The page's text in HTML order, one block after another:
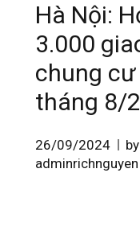
Hà Nội:
3.000
chung cư
tháng 8/
26/09/2024
by
adminrichnguyen